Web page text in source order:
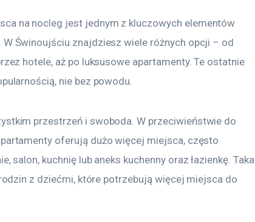
na nocleg jest jednym z kluczowych elementów
W Świnoujściu znajdziesz wiele różnych opcji – od
hotele, aż po luksusowe apartamenty. Te ostatnie
nie bez powodu.
przestrzeń i swoboda. W przeciwieństwie do
oferują dużo więcej miejsca, często
salon, kuchnię lub aneks kuchenny oraz łazienkę. Taka
z dziećmi, które potrzebują więcej miejsca do